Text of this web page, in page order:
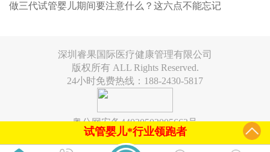
做三代试管婴儿期间要注意什么？这六点不能忘记
深圳睿果国际医疗健康管理有限公司
版权所有 ALL Rights Reserved.
24小时免费热线：188-2430-5817
粤公网安备44030502005663号
试管婴儿*行业领跑者